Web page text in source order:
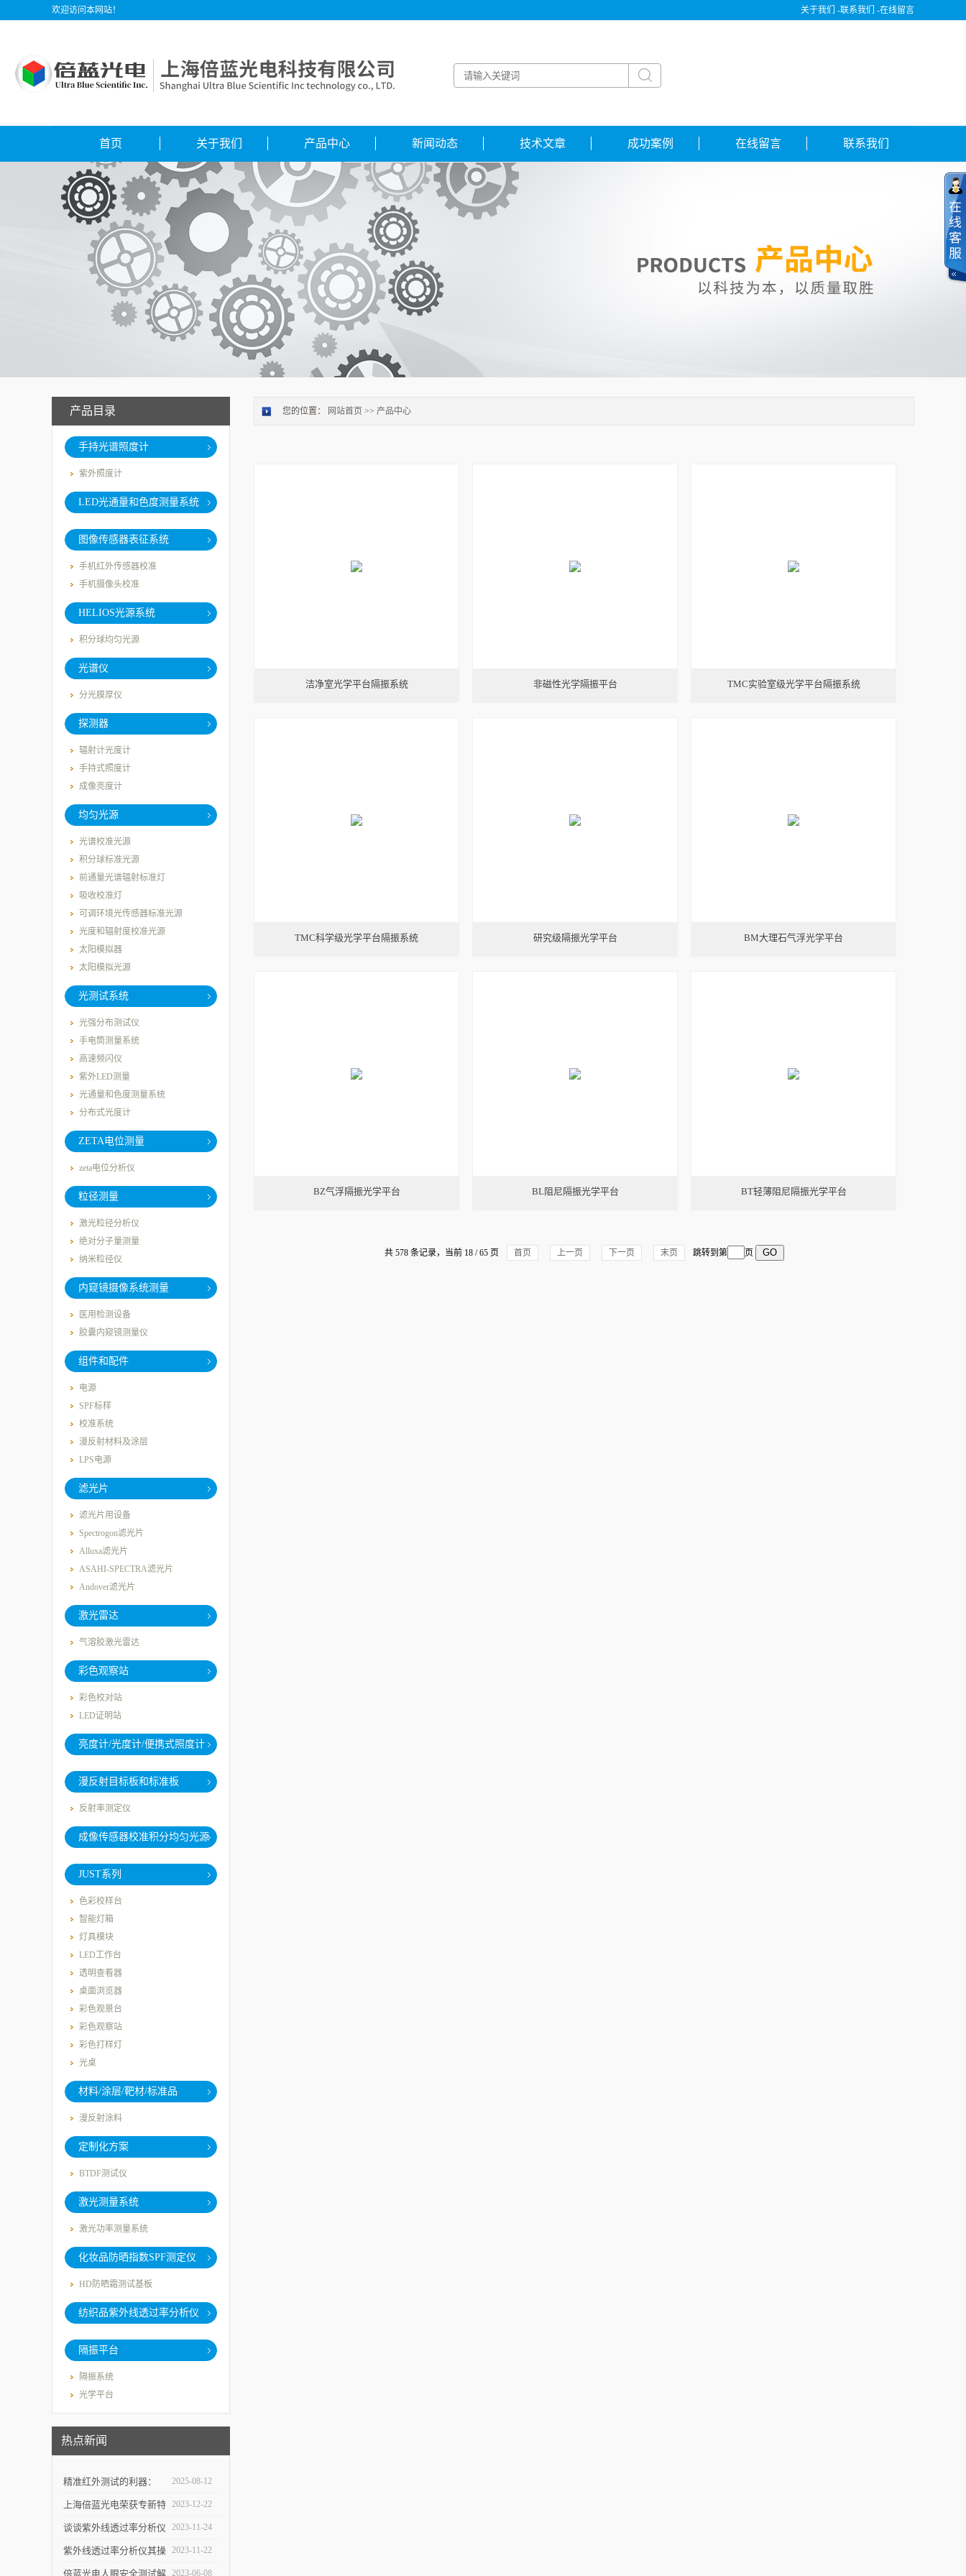
关于我们 -联系我们 -在线留言
欢迎访问本网站！
首页 关于我们 产品中心 新闻动态 技术文章 成功案例 在线留言 联系我们
产品目录
手持光谱照度计
紫外照度计
LED光通量和色度测量系统
图像传感器表征系统
手机红外传感器校准
手机摄像头校准
HELIOS光源系统
积分球均匀光源
光谱仪
分光膜厚仪
探测器
辐射计光度计
手持式照度计
成像亮度计
均匀光源
光谱校准光源
积分球标准光源
前通量光谱辐射标准灯
吸收校准灯
可调环境光传感器标准光源
光度和辐射度校准光源
太阳模拟器
太阳模拟光源
光测试系统
光强分布测试仪
手电筒测量系统
高速频闪仪
紫外LED测量
光通量和色度测量系统
分布式光度计
ZETA电位测量
zeta电位分析仪
粒径测量
激光粒径分析仪
绝对分子量测量
纳米粒径仪
内窥镜摄像系统测量
医用检测设备
胶囊内窥镜测量仪
组件和配件
电源
SPF标样
校准系统
漫反射材料及涂层
LPS电源
滤光片
滤光片用设备
Spectrogon滤光片
Alluxa滤光片
ASAHI-SPECTRA滤光片
Andover滤光片
激光雷达
气溶胶激光雷达
彩色观察站
彩色校对站
LED证明站
亮度计/光度计/便携式照度计
漫反射目标板和标准板
反射率测定仪
成像传感器校准积分均匀光源
JUST系列
色彩校样台
智能灯箱
灯具模块
LED工作台
透明查看器
桌面浏览器
彩色观景台
彩色观察站
彩色打样灯
光桌
材料/涂层/靶材/标准品
漫反射涂料
定制化方案
BTDF测试仪
激光测量系统
激光功率测量系统
化妆品防晒指数SPF测定仪
HD防晒霜测试基板
纺织品紫外线透过率分析仪
隔振平台
隔振系统
光学平台
热点新闻
精准红外测试的利器：
SBIR Infinity系列差分黑
体系统
2025-08-12
上海倍蓝光电荣获专新特
精中小企业称号
2023-12-22
谈谈紫外线透过率分析仪
常见的应用领域
2023-11-24
紫外线透过率分析仪其操
作步骤是怎样的呢？
2023-11-22
倍蓝光电人眼安全测试解 2023-06-08
您的位置： 网站首页 >> 产品中心
洁净室光学平台隔振系统 非磁性光学隔振平台 TMC实验室级光学平台隔振系统
TMC科学级光学平台隔振系统 研究级隔振光学平台 BM大理石气浮光学平台
BZ气浮隔振光学平台 BL阻尼隔振光学平台 BT轻薄阻尼隔振光学平台
共 578 条记录，当前 18 / 65 页 首页 上一页 下一页 末页 跳转到第 页